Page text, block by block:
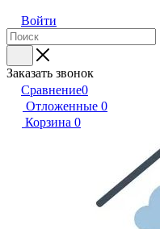
Войти
Заказать звонок
Сравнение0
Отложенные 0
Корзина 0